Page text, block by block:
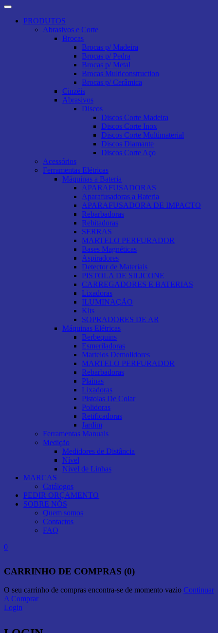
PRODUTOS
Abrasivos e Corte
Brocas
Brocas p/ Madeira
Brocas p/ Pedra
Brocas p/ Metal
Brocas Multiconstruction
Brocas p/ Cerâmica
Cinzéis
Abrasivos
Discos
Discos Corte Madeira
Discos Corte Inox
Discos Corte Multimaterial
Discos Diamante
Discos Corte Aço
Acessórios
Ferramentas Elétricas
Máquinas a Bateria
APARAFUSADORAS
Aparafusadoras a Bateria
APARAFUSADORA DE IMPACTO
Rebarbadoras
Rebitadoras
SERRAS
MARTELO PERFURADOR
Bases Magnéticas
Aspiradores
Detector de Materiais
PISTOLA DE SILICONE
CARREGADORES E BATERIAS
Lixadoras
ILUMINAÇÃO
Kits
SOPRADORES DE AR
Máquinas Elétricas
Berbequins
Esmeriladoras
Martelos Demolidores
MARTELO PERFURADOR
Rebarbadoras
Plainas
Lixadoras
Pistolas De Colar
Polidoras
Retificadoras
Jardim
Ferramentas Manuais
Medição
Medidores de Distância
Nível
Nível de Linhas
MARCAS
Catálogos
PEDIR ORÇAMENTO
SOBRE NÓS
Quem somos
Contactos
FAQ
0
CARRINHO DE COMPRAS (0)
O seu carrinho de compras encontra-se de momento vazio Continuar
A Comprar
Login